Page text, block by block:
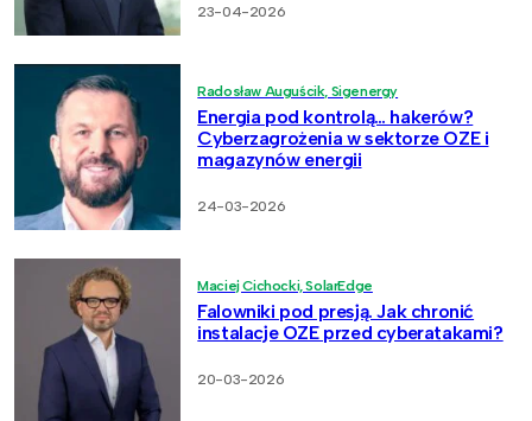
23-04-2026
Radosław Auguścik, Sigenergy
Energia pod kontrolą… hakerów?
Cyberzagrożenia w sektorze OZE i
magazynów energii
24-03-2026
Maciej Cichocki, SolarEdge
Falowniki pod presją. Jak chronić
instalacje OZE przed cyberatakami?
20-03-2026